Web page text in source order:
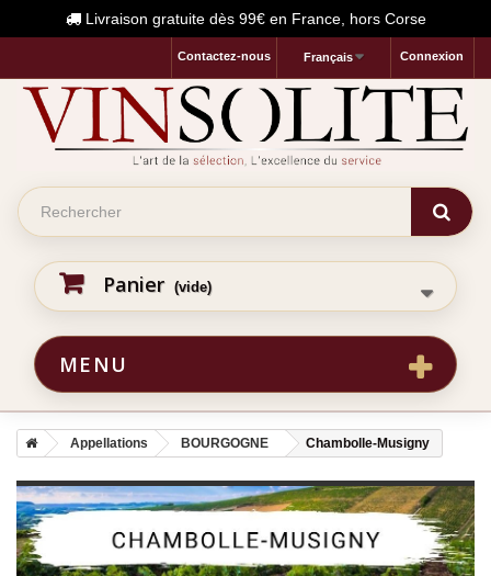
Livraison gratuite dès 99€ en France, hors Corse
Connexion
Français
Contactez-nous
Panier (vide)
MENU
Appellations BOURGOGNE Chambolle-Musigny